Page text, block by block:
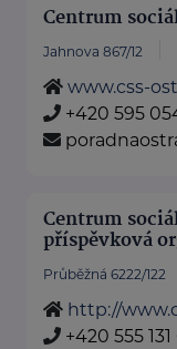
Centrum
Jahnova 867/12
www.css-
+420 595
Centrum
příspěvková
Průběžná 6222/122
http://
+420 555